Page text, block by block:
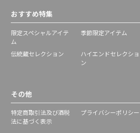
おすすめ特集
限定スペシャルアイテ
ム
季節限定アイテム
伝統蔵セレクション
ハイエンドセレクショ
ン
その他
特定商取引法及び酒税
法に基づく表示
プライバシーポリシー